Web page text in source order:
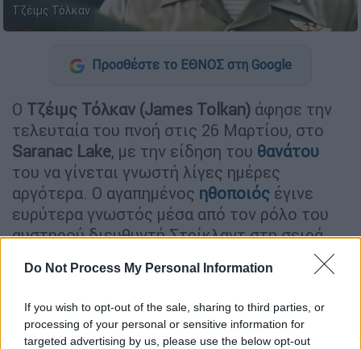
Do Not Process My Personal Information
If you wish to opt-out of the sale, sharing to third parties, or
processing of your personal or sensitive information for
targeted advertising by us, please use the below opt-out
Τζέιμς Τόλκαν
Προσθέστε το ΕΘΝΟΣ στη Google
Ο Τζέιμς Τόλκαν (James Tolkan) άφησε την
τελευταία του πνοή στις 26 Μαρτίου, στο
Saranac Lake, με την είδηση του θανάτου
του να γίνεται γνωστή λίγες ημέρες
αργότερα. Ο αγαπημένος ηθοποιός έγινε
ευρύτερα γνωστός μέσα από τον ρόλο του
αυστηρού διευθυντή Στρίκλαντ στη σειρά
ως Τομ «Stinger» Τζάρντιαν στο «Top Gun ».
ΔΙΑΒΑΣΤΕ ΕΠΙΣΗΣ